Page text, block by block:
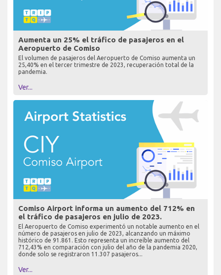
Aumenta un 25% el tráfico de pasajeros en el
Aeropuerto de Comiso
El volumen de pasajeros del Aeropuerto de Comiso aumenta un
25,40% en el tercer trimestre de 2023, recuperación total de la
pandemia.
Ver...
Comiso Airport informa un aumento del 712% en
el tráfico de pasajeros en julio de 2023.
El Aeropuerto de Comiso experimentó un notable aumento en el
número de pasajeros en julio de 2023, alcanzando un máximo
histórico de 91.861. Esto representa un increíble aumento del
712,43% en comparación con julio del año de la pandemia 2020,
donde solo se registraron 11.307 pasajeros...
Ver...